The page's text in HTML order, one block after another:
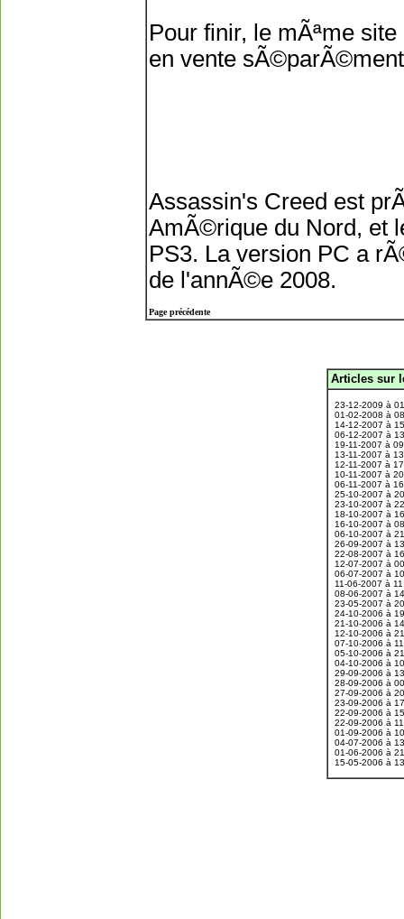
Pour finir, le mÃªme site
en vente
Assassin's Creed est
AmÃ©rique du Nord, et
PS3. La version PC a
de l'annÃ©e 2008.
Page précédente
Articles sur
23-12-2009 à
01-02-2008 à
14-12-2007 à
06-12-2007 à
19-11-2007 à
13-11-2007 à
12-11-2007 à
10-11-2007 à
06-11-2007 à
25-10-2007 à
23-10-2007 à
18-10-2007 à
16-10-2007 à
06-10-2007 à
26-09-2007 à
22-08-2007 à
12-07-2007 à
06-07-2007 à
11-06-2007 à
08-06-2007 à
23-05-2007 à
24-10-2006 à
21-10-2006 à
12-10-2006 à
07-10-2006 à
05-10-2006 à
04-10-2006 à
29-09-2006 à
28-09-2006 à
27-09-2006 à
23-09-2006 à
22-09-2006 à
22-09-2006 à
01-09-2006 à
04-07-2006 à
01-06-2006 à
15-05-2006 à